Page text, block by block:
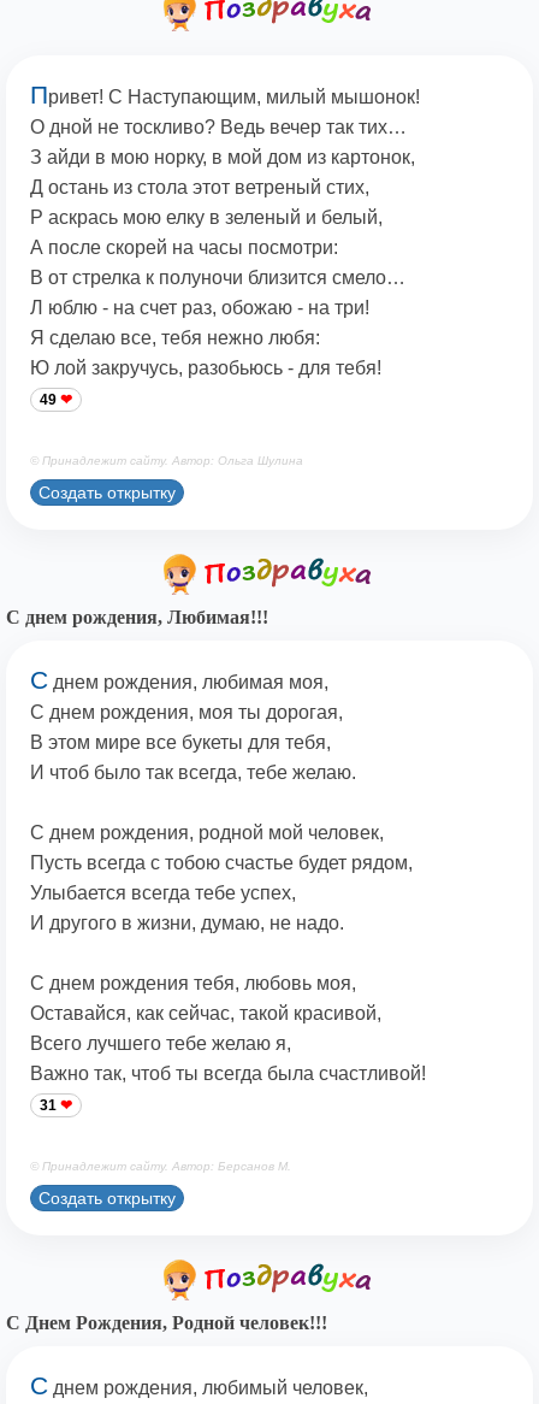
Привет! С Наступающим, милый мышонок!
О дной не тоскливо? Ведь вечер так тих…
З айди в мою норку, в мой дом из картонок,
Д остань из стола этот ветреный стих,
Р аскрась мою елку в зеленый и белый,
А после скорей на часы посмотри:
В от стрелка к полуночи близится смело…
Л юблю - на счет раз, обожаю - на три!
Я сделаю все, тебя нежно любя:
Ю лой закручусь, разобьюсь - для тебя!
49
© Принадлежит сайту. Автор: Ольга Шулина
Создать открытку
С днем рождения, Любимая!!!
С днем рождения, любимая моя,
С днем рождения, моя ты дорогая,
В этом мире все букеты для тебя,
И чтоб было так всегда, тебе желаю.
С днем рождения, родной мой человек,
Пусть всегда с тобою счастье будет рядом,
Улыбается всегда тебе успех,
И другого в жизни, думаю, не надо.
С днем рождения тебя, любовь моя,
Оставайся, как сейчас, такой красивой,
Всего лучшего тебе желаю я,
Важно так, чтоб ты всегда была счастливой!
31
© Принадлежит сайту. Автор: Берсанов М.
Создать открытку
С Днем Рождения, Родной человек!!!
С днем рождения, любимый человек,